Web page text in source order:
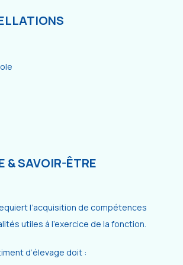
& SAVOIR-ÊTRE
l’acquisition de compétences
utiles à l’exercice de la fonction.
d’élevage doit :